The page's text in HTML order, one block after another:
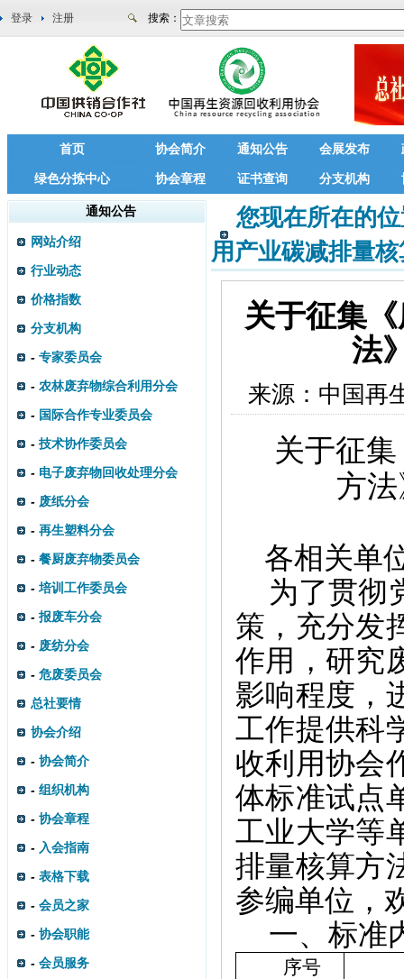
登录 注册 搜索：
首页 协会简介 通知公告 会展发布
绿色分拣中心 协会章程 证书查询 分支机构
通知公告
网站介绍
行业动态
价格指数
分支机构
- 专家委员会
- 农林废弃物综合利用分会
- 国际合作专业委员会
- 技术协作委员会
- 电子废弃物回收处理分会
- 废纸分会
- 再生塑料分会
- 餐厨废弃物委员会
-培训工作委员会
- 报废车分会
- 废纺分会
- 危废委员会
总社要情
协会介绍
- 协会简介
- 组织机构
- 协会章程
- 入会指南
- 表格下载
- 会员之家
- 协会职能
- 会员服务
您现在所在的
用产业碳减排量
关于征集
法
来源： 中国再
关于征
方
各相关单
为了贯彻
策，充分发
作用，研究
影响程度，
工作提供科
收利用协会
体标准试点
工业大学等
排量核算方
参编单位，
一、 标准
序号